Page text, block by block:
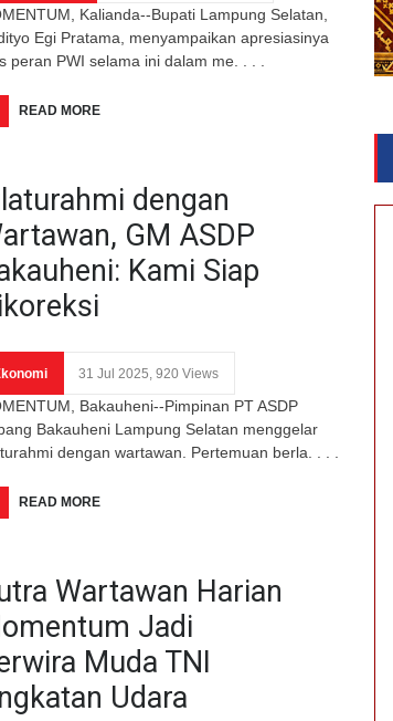
Kalianda--Bupati Lampung Selatan,
Egi Pratama, menyampaikan apresiasinya
peran PWI selama ini dalam me. . . .
READ MORE
dengan
GM ASDP
Kami Siap
31 Jul 2025, 920 Views
Bakauheni--Pimpinan PT ASDP
Bakauheni Lampung Selatan menggelar
dengan wartawan. Pertemuan berla. . . .
READ MORE
Wartawan Harian
Jadi
Muda TNI
Udara